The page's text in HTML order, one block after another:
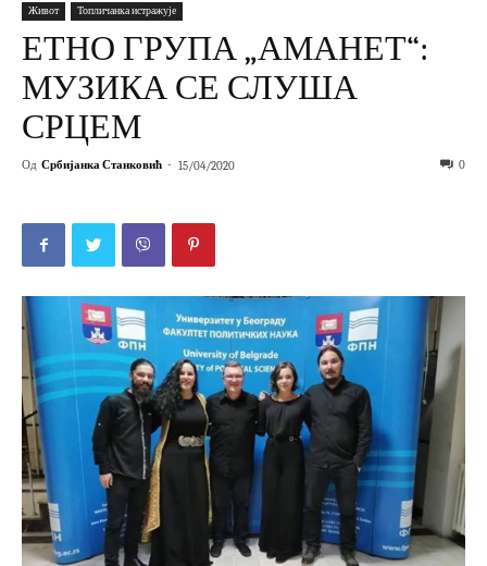
Живот Топличанка истражује
ЕТНО ГРУПА „АМАНЕТ“:
МУЗИКА СЕ СЛУША
СРЦЕМ
Од Србијанка Станковић - 15/04/2020 0